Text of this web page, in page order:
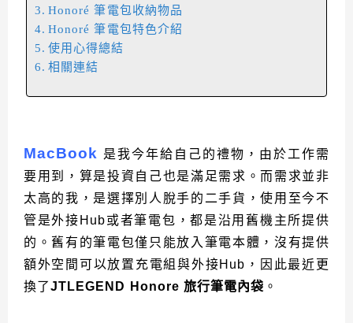
Honoré 筆電包收納物品
Honoré 筆電包特色介紹
使用心得總結
相關連結
MacBook 是我今年給自己的禮物，由於工作需
要用到，算是投資自己也是滿足需求。而需求並非
太高的我，是選擇別人脫手的二手貨，使用至今不
管是外接Hub或者筆電包，都是沿用舊機主所提供
的。舊有的筆電包僅只能放入筆電本體，沒有提供
額外空間可以放置充電組與外接Hub，因此最近更
換了JTLEGEND Honore 旅行筆電內袋 。